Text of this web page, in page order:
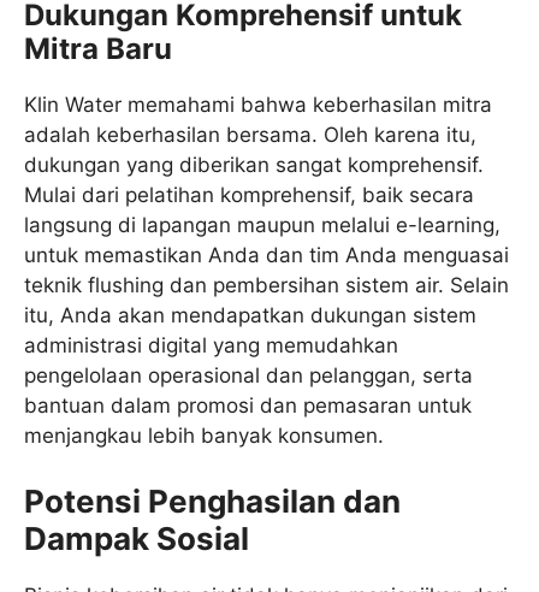
Dukungan Komprehensif untuk
Mitra Baru
Klin Water memahami bahwa keberhasilan mitra
adalah keberhasilan bersama. Oleh karena itu,
dukungan yang diberikan sangat komprehensif.
Mulai dari pelatihan komprehensif, baik secara
langsung di lapangan maupun melalui e-learning,
untuk memastikan Anda dan tim Anda menguasai
teknik flushing dan pembersihan sistem air. Selain
itu, Anda akan mendapatkan dukungan sistem
administrasi digital yang memudahkan
pengelolaan operasional dan pelanggan, serta
bantuan dalam promosi dan pemasaran untuk
menjangkau lebih banyak konsumen.
Potensi Penghasilan dan
Dampak Sosial